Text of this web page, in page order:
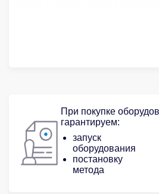
При покупке
гарантируем:
запуск
оборудования
постановку
метода